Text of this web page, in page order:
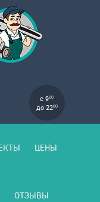
с 900
до 2200
ЦЕНЫ
ОТЗЫВЫ